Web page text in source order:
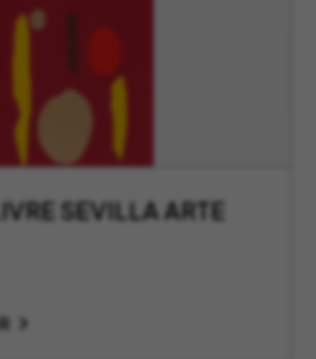
SEVILLA ARTE